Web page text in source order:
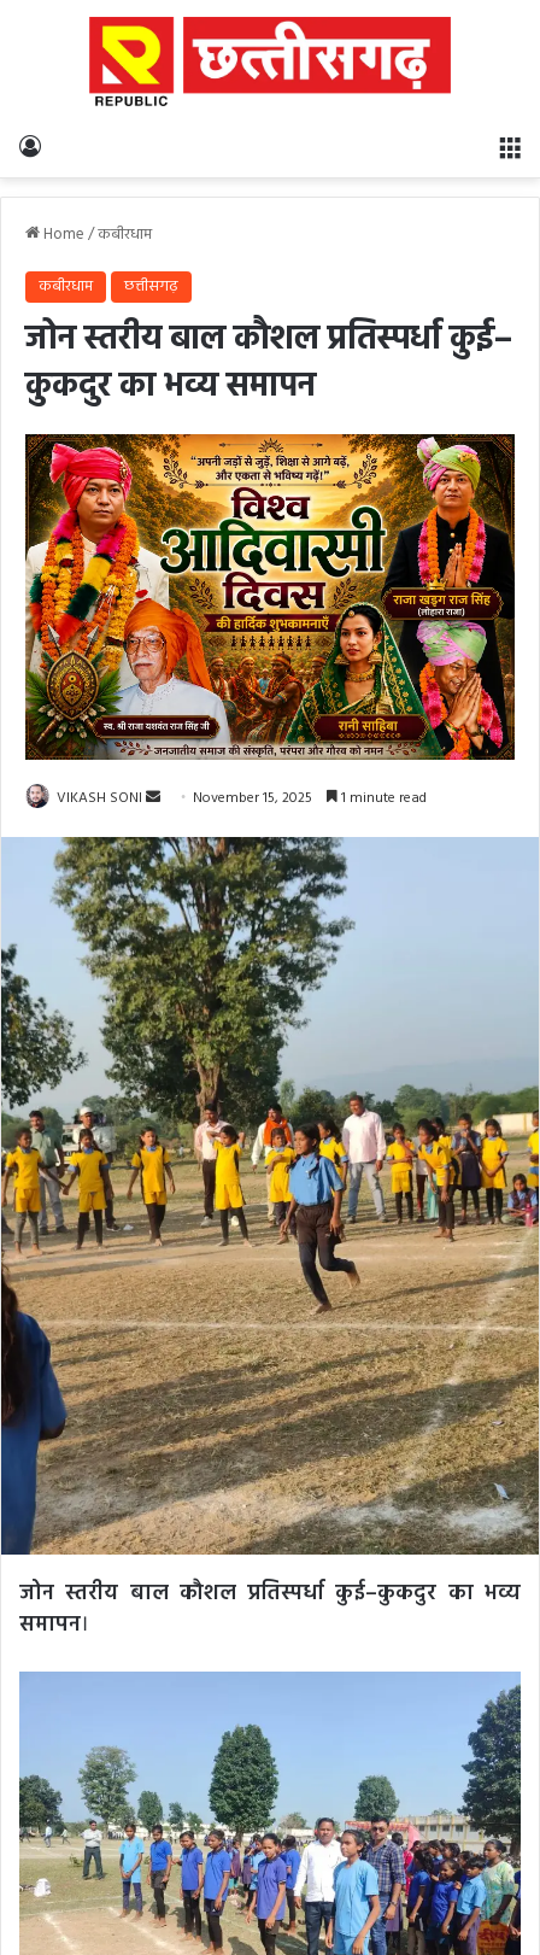
Home/कबीरधाम
कबीरधाम छत्तीसगढ़
जोन स्तरीय बाल कौशल प्रतिस्पर्धा कुई–
कुकदुर का भव्य समापन
VIKASH SONI
Send
email
November 15, 2025 1 minute read
जोन स्तरीय बाल कौशल प्रतिस्पर्धा कुई–कुकदुर का भव्य
समापन।